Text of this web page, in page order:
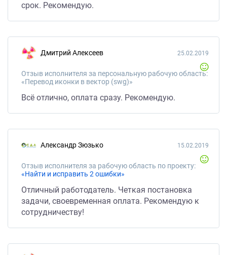
срок. Рекомендую.
Дмитрий Алексеев
Отзыв исполнителя за персональную рабочую область:
«Перевод иконки в вектор (swg)»
25.02.2019
Всё отлично, оплата сразу. Рекомендую.
Александр Зюзько
Отзыв исполнителя за рабочую область по проекту:
«Найти и исправить 2 ошибки»
15.02.2019
Отличный работодатель. Четкая постановка
задачи, своевременная оплата. Рекомендую к
сотрудничеству!